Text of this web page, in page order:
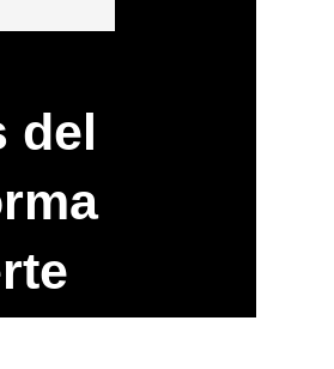
del